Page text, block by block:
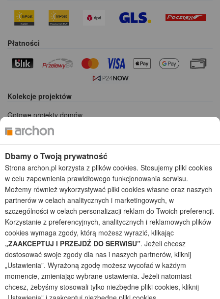
Płatności
Kolekcje projektów
Gotowe projekty domów
Projekty domów tanich w budowie
Projekty domów szeregowych
Projekty małych domów (do 150 m2)
Projekty domów wielorodzinnych
Projekty domów bliźniaczych
Projekty domów nowoczesnych
Projekty domów parterowych
2026 © ARCHON+ Biuro Projektów - Tradycyjne i nowoczesne gotowe
projekty domów - autorska pracownia architektoniczna założona w 1990r.
przez arch. Barbarę Mendel
Z uwagi na ciągłe doskonalenie procesu powstawania projektów (zgodnie z
normą ISO 9001), prezentowane na stronie projekty domów mogą
nieznacznie różnić się od dokumentacji technicznej.
Informujemy, iż w celu optymalizacji treści dostępnych w naszym sklepie,
dostosowania ich do Państwa indywidualnych potrzeb korzystamy z
informacji zapisanych za pomocą plików cookies na urządzeniach
Dbamy o Twoją prywatność
Strona archon.pl korzysta z plików cookies. Stosujemy pliki cookies
w celu zapewnienia prawidłowego funkcjonowania serwisu.
Możemy również wykorzystywać pliki cookies własne oraz naszych
partnerów w celach analitycznych i marketingowych, w
szczególności w celach personalizacji reklam do Twoich preferencji.
Korzystanie z preferencyjnych, analitycznych i reklamowych plików
cookies wymaga zgody, którą możesz wyrazić, klikając
„ZAAKCEPTUJ I PRZEJDŹ DO SERWISU”. Jeżeli chcesz
dostosować swoje zgody dla nas i naszych partnerów, kliknij
„Ustawienia”. Wyrażoną zgodę możesz wycofać w każdym
momencie, zmieniając wybrane ustawienia. Jeżeli natomiast
chcesz, żebyśmy stosowali tylko niezbędne pliki cookies, kliknij